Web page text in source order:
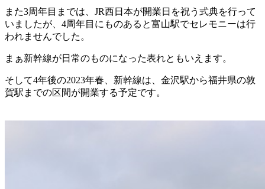
また3周年目までは、JR西日本が開業日を祝う式典を行って
いましたが、4周年目にものあると富山駅でセレモニーは行
われませんでした。
まぁ新幹線が日常のものになった表れともいえます。
そして4年後の2023年春、新幹線は、金沢駅から福井県の敦
賀駅までの区間が開業する予定です。